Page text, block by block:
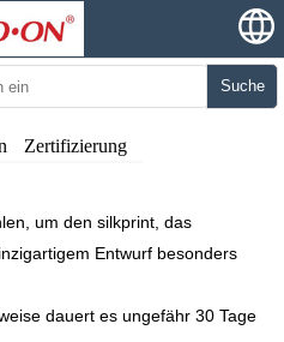
Suche
Zertifizierung
um den silkprint, das
Entwurf besonders
dauert es ungefähr 30 Tage